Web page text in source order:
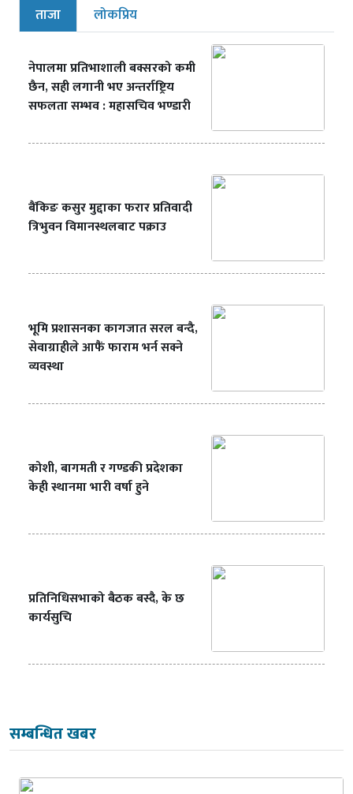
ताजा लोकप्रिय
नेपालमा प्रतिभाशाली बक्सरको कमी
छैन, सही लगानी भए अन्तर्राष्ट्रिय
सफलता सम्भव : महासचिव भण्डारी
बैंकिङ कसुर मुद्दाका फरार प्रतिवादी
त्रिभुवन विमानस्थलबाट पक्राउ
भूमि प्रशासनका कागजात सरल बन्दै,
सेवाग्राहीले आफैं फाराम भर्न सक्ने
व्यवस्था
कोशी, बागमती र गण्डकी प्रदेशका
केही स्थानमा भारी वर्षा हुने
प्रतिनिधिसभाको बैठक बस्दै, के छ
कार्यसुचि
सम्बन्धित खबर